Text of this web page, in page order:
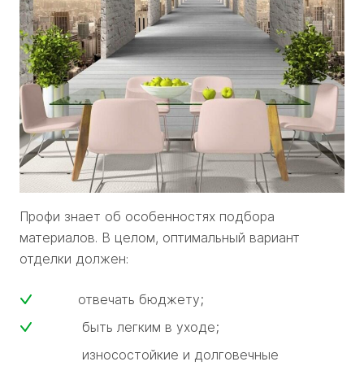
Профи знает об особенностях подбора
материалов. В целом, оптимальный вариант
отделки должен:
отвечать бюджету;
быть легким в уходе;
износостойкие и долговечные